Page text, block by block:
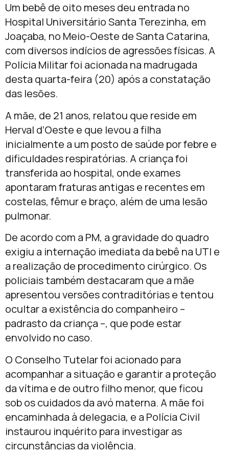
Um bebê de oito meses deu entrada no
Hospital Universitário Santa Terezinha, em
Joaçaba, no Meio-Oeste de Santa Catarina,
com diversos indícios de agressões físicas. A
Polícia Militar foi acionada na madrugada
desta quarta-feira (20) após a constatação
das lesões.
A mãe, de 21 anos, relatou que reside em
Herval d’Oeste e que levou a filha
inicialmente a um posto de saúde por febre e
dificuldades respiratórias. A criança foi
transferida ao hospital, onde exames
apontaram fraturas antigas e recentes em
costelas, fêmur e braço, além de uma lesão
pulmonar.
De acordo com a PM, a gravidade do quadro
exigiu a internação imediata da bebê na UTI e
a realização de procedimento cirúrgico. Os
policiais também destacaram que a mãe
apresentou versões contraditórias e tentou
ocultar a existência do companheiro –
padrasto da criança –, que pode estar
envolvido no caso.
O Conselho Tutelar foi acionado para
acompanhar a situação e garantir a proteção
da vítima e de outro filho menor, que ficou
sob os cuidados da avó materna. A mãe foi
encaminhada à delegacia, e a Polícia Civil
instaurou inquérito para investigar as
circunstâncias da violência.